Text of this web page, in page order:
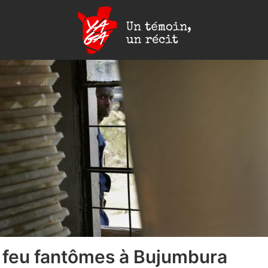
Yaga
Burundi
fantômes à Bujumbura